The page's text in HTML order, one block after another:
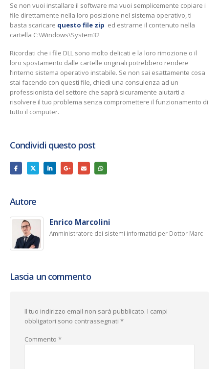
Se non vuoi installare il software ma vuoi semplicemente copiare i
file direttamente nella loro posizione nel sistema operativo, ti
basta scaricare questo file zip ed estrarne il contenuto nella
cartella C:\Windows\System32
Ricordati che i file DLL sono molto delicati e la loro rimozione o il
loro spostamento dalle cartelle originali potrebbero rendere
l’interno sistema operativo instabile. Se non sai esattamente cosa
stai facendo con questi file, chiedi una consulenza ad un
professionista del settore che saprà sicuramente aiutarti a
risolvere il tuo problema senza compromettere il funzionamento di
tutto il computer.
Condividi questo post
Autore
Enrico Marcolini
Amministratore dei sistemi informatici per Dottor Marc
Lascia un commento
Il tuo indirizzo email non sarà pubblicato. I campi
obbligatori sono contrassegnati *
Commento *